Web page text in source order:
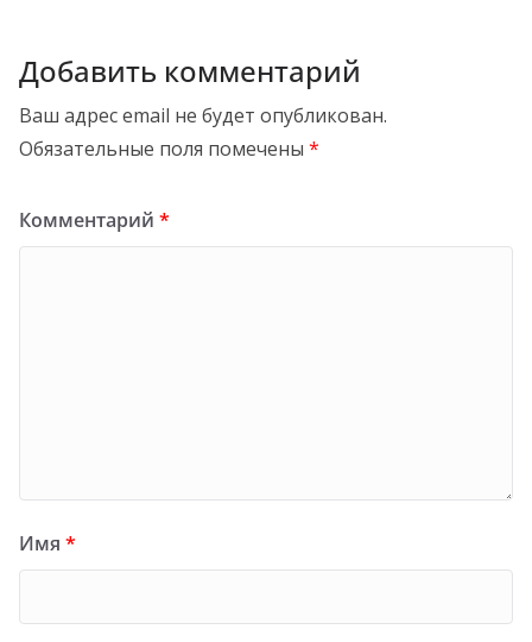
Добавить комментарий
Ваш адрес email не будет опубликован.
Обязательные поля помечены *
Комментарий *
Имя *